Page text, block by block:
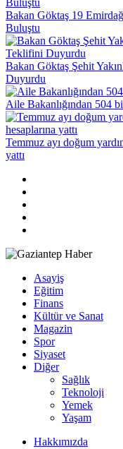
Bakan Göktaş 19
Buluştu
Bakan Göktaş Şehit
Duyurdu
Aile Bakanlığından 504
Temmuz ayı doğum
yattı
Asayiş
Eğitim
Finans
Kültür ve Sanat
Magazin
Spor
Siyaset
Diğer
Sağlık
Teknoloji
Yemek
Yaşam
Hakkımızda